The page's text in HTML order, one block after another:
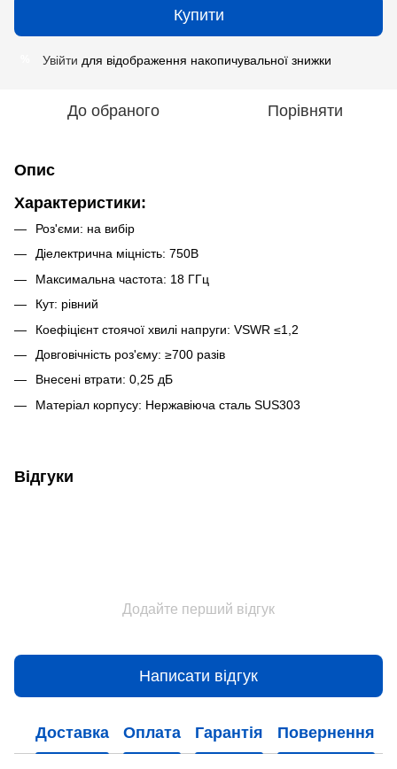
Купити
Увійти для відображення накопичувальної знижки
До обраного Порівняти
Опис
Характеристики:
Роз'єми: на вибір
Діелектрична міцність: 750В
Максимальна частота: 18 ГГц
Кут: рівний
Коефіцієнт стоячої хвилі напруги: VSWR ≤1,2
Довговічність роз'єму: ≥700 разів
Внесені втрати: 0,25 дБ
Матеріал корпусу: Нержавіюча сталь SUS303
Відгуки
Додайте перший відгук
Написати відгук
Доставка Оплата Гарантія Повернення